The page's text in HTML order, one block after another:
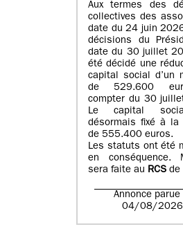
Aux termes des
collectives des
date du 24 juin
décisions du
date du 30 juillet
été décidé une
capital social d’un
de 529.600
compter du 30
Le capital
désormais fixé à la
de 555.400 euros.
Les statuts ont été
en conséquence.
sera faite au RCS de
Annonce parue
04/08/2026